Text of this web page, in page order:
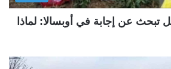
تبحث عن إجابة في أوبسالا: لماذا